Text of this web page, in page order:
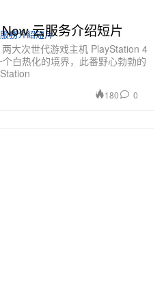
云服务介绍短片
大次世代游戏主机 PlayStation 4
白热化的境界，此番野心勃勃的
180 0